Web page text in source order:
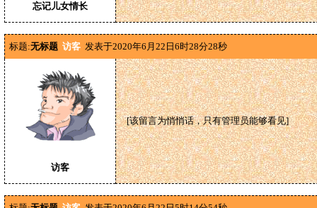
忘记儿女情长
标题:无标题 访客 发表于2020年6月22日6时28分28秒
访客
[该留言为悄悄话，只有管理员能够看见]